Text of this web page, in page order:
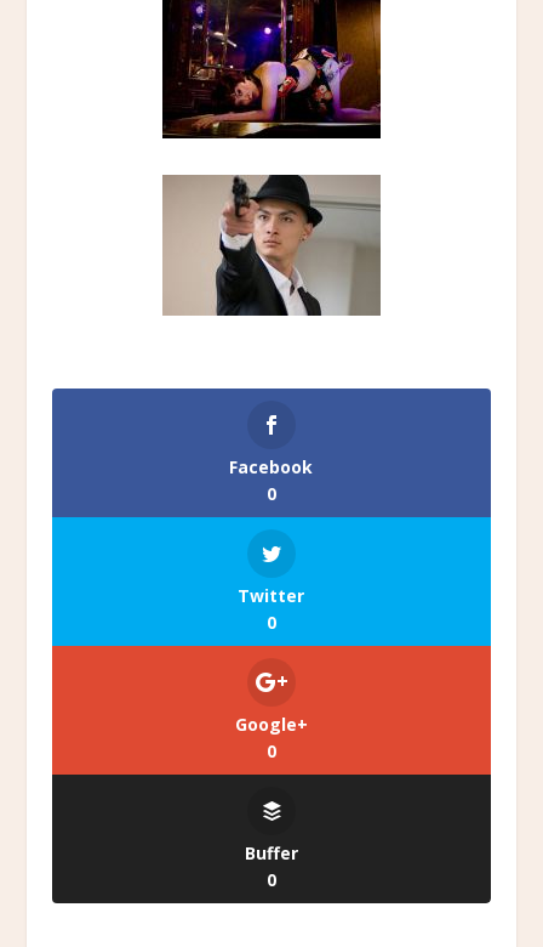
Facebook
0
Twitter
0
Google+
0
Buffer
0